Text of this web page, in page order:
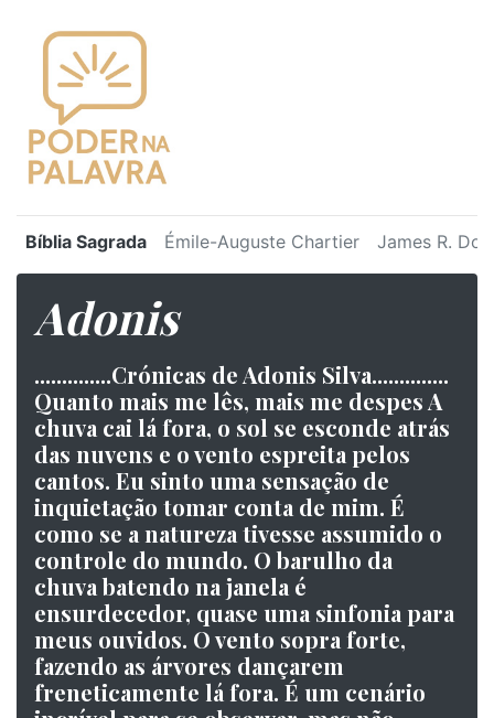
Bíblia Sagrada Émile-Auguste Chartier James R.
Adonis
⁠..............Crónicas de Adonis Silva..............
Quanto mais me lês, mais me despes A
chuva cai lá fora, o sol se esconde atrás
das nuvens e o vento espreita pelos
cantos. Eu sinto uma sensação de
inquietação tomar conta de mim. É
como se a natureza tivesse assumido o
controle do mundo. O barulho da
chuva batendo na janela é
ensurdecedor, quase uma sinfonia para
meus ouvidos. O vento sopra forte,
fazendo as árvores dançarem
freneticamente lá fora. É um cenário